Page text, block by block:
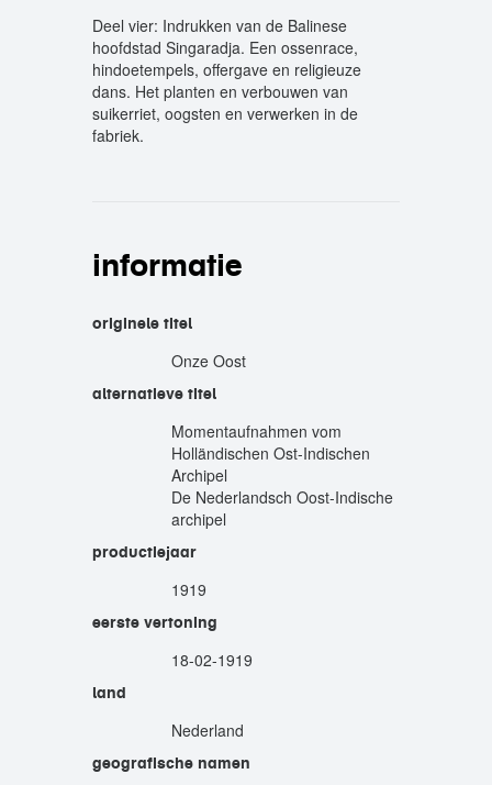
Deel vier: Indrukken van de Balinese
hoofdstad Singaradja. Een ossenrace,
hindoetempels, offergave en religieuze
dans. Het planten en verbouwen van
suikerriet, oogsten en verwerken in de
fabriek.
informatie
originele titel
Onze Oost
alternatieve titel
Momentaufnahmen vom
Holländischen Ost-Indischen
Archipel
De Nederlandsch Oost-Indische
archipel
productiejaar
1919
eerste vertoning
18-02-1919
land
Nederland
geografische namen